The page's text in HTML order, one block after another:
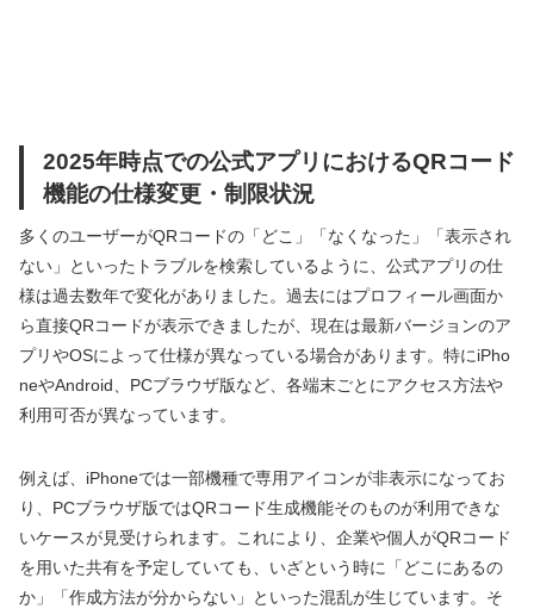
2025年時点での公式アプリにおけるQRコード
機能の仕様変更・制限状況
多くのユーザーがQRコードの「どこ」「なくなった」「表示され
ない」といったトラブルを検索しているように、公式アプリの仕
様は過去数年で変化がありました。過去にはプロフィール画面か
ら直接QRコードが表示できましたが、現在は最新バージョンのア
プリやOSによって仕様が異なっている場合があります。特にiPho
neやAndroid、PCブラウザ版など、各端末ごとにアクセス方法や
利用可否が異なっています。
例えば、iPhoneでは一部機種で専用アイコンが非表示になってお
り、PCブラウザ版ではQRコード生成機能そのものが利用できな
いケースが見受けられます。これにより、企業や個人がQRコード
を用いた共有を予定していても、いざという時に「どこにあるの
か」「作成方法が分からない」といった混乱が生じています。そ